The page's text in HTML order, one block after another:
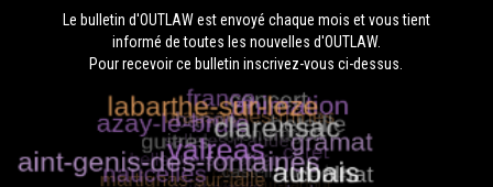
Le bulletin d'OUTLAW est envoyé chaque mois et vous tient
informé de toutes les nouvelles d'OUTLAW.
Pour recevoir ce bulletin inscrivez-vous ci-dessus.